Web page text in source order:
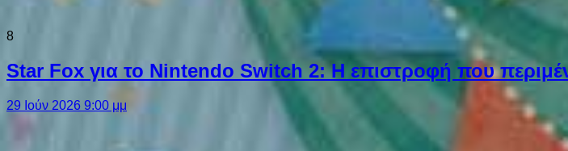
8
Star Fox για το Nintendo Switch 2: Η επιστροφή που
29 Ιούν 2026 9:00 μμ